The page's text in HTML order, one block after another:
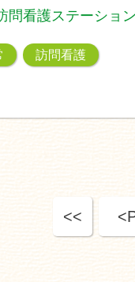
問看護ステーショ
訪問看護
<<